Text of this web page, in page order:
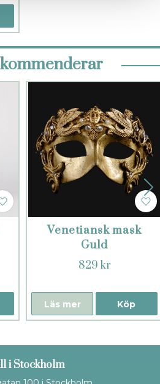
Venetiansk mask
Guld
829 kr
Köp
Läs mer
i Stockholm